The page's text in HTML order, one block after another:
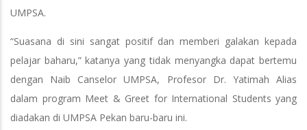
UMPSA.
“Suasana di sini sangat positif dan memberi galakan kepada
pelajar baharu,” katanya yang tidak menyangka dapat bertemu
dengan Naib Canselor UMPSA, Profesor Dr. Yatimah Alias
dalam program Meet & Greet for International Students yang
diadakan di UMPSA Pekan baru-baru ini.